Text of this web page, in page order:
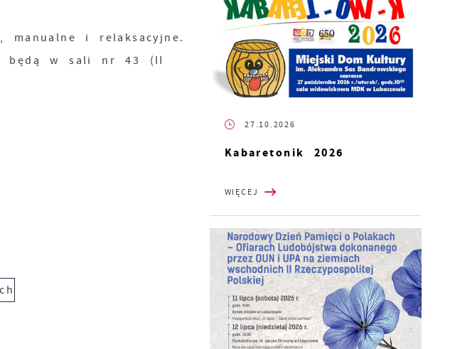
i relaksacyjne.
będą w sali nr 43 (II
27.10.2026
Kabaretonik 2026
WIĘCEJ